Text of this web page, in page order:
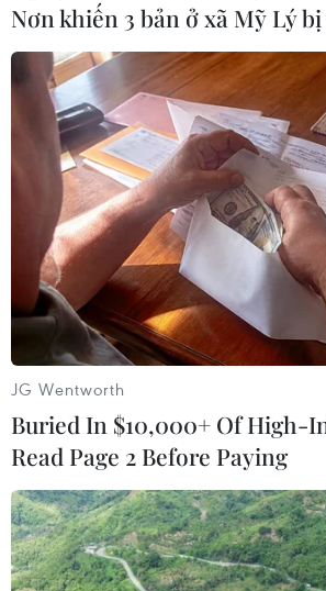
#Vụ cháy #Nạn nhân thiệt mạng
#Danh tính
TP. Hải Phòng
Theo dõi VietnamPlus
Nơn khiến 3 bản ở xã Mỹ Lý
JG Wentworth
Buried In $10,000+ Of High-
Read Page 2 Before Paying